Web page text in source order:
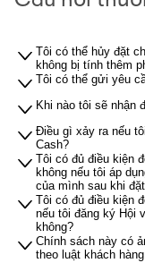
Tôi có thể hủy đặt
không bị tính thêm
Tôi có thể gửi yêu
Khi nào tôi sẽ nhận
Điều gì xảy ra nếu
Cash?
Tôi có đủ điều kiện
không nếu tôi áp
của mình sau khi
Tôi có đủ điều kiện
nếu tôi đăng ký Hội
không?
Chính sách này có
theo luật khách